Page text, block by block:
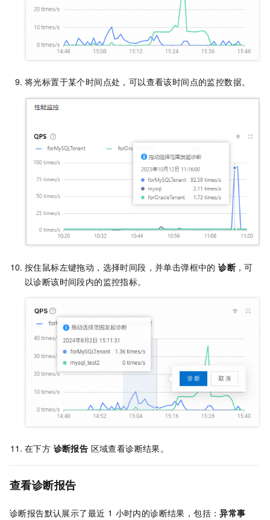
将光标置于某个时间点处，可以查看该时间点的监控数据。
按住鼠标左键拖动，选择时间段，并单击弹框中的诊断 ，可
以诊断该时间段内的监控指标。
在下方 诊断报告 区域查看诊断结果。
查看诊断报告
诊断报告默认展示了最近 1 小时内的诊断结果，包括：异常事